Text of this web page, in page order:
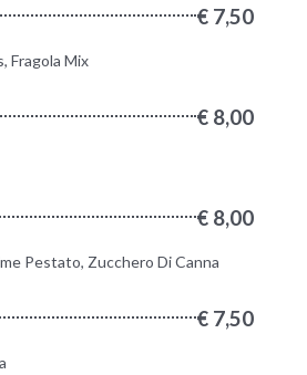
€ 7,50
Fragola Mix
€ 8,00
€ 8,00
Pestato, Zucchero Di Canna
€ 7,50